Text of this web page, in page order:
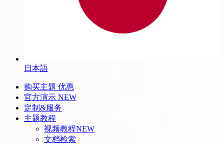
日本語
购买主题 优惠
官方演示 NEW
定制&服务
主题教程
视频教程NEW
文档检索